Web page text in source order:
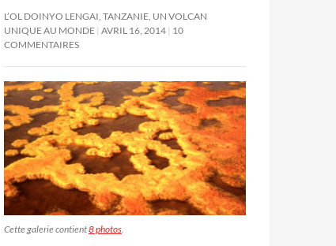
L’OL DOINYO LENGAI, TANZANIE, UN VOLCAN
UNIQUE AU MONDE AVRIL 16, 2014 10
COMMENTAIRES
Cette galerie contient8 photos